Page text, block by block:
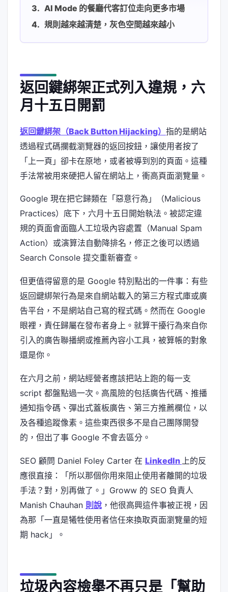
AI Mode 的餐廳代客訂位走向更多市場
規則越來越清楚，灰色空間越來越小
返回鍵綁架正式列入違規，六
月十五日開罰
返回鍵綁架（Back Button Hijacking） 指的是網站
透過程式碼攔截瀏覽器的返回按鈕，讓使用者按了
「上一頁」卻卡在原地，或者被導到別的頁面。這種
手法常被用來硬把人留在網站上，衝高頁面瀏覽量。
Google 現在把它歸類在「惡意行為」（Malicious
Practices）底下，六月十五日開始執法。被認定違
規的頁面會面臨人工垃圾內容處置（Manual Spam
Action）或演算法自動降排名，修正之後可以透過
Search Console 提交重新審查。
但更值得留意的是 Google 特別點出的一件事：有些
返回鍵綁架行為是來自網站載入的第三方程式庫或廣
告平台，不是網站自己寫的程式碼。然而在 Google
眼裡，責任歸屬在發布者身上。就算干擾行為來自你
引入的廣告聯播網或推薦內容小工具，被算帳的對象
還是你。
在六月之前，網站經營者應該把站上跑的每一支
script 都盤點過一次。高風險的包括廣告代碼、推播
通知指令碼、彈出式蓋板廣告、第三方推薦欄位，以
及各種追蹤像素。這些東西很多不是自己團隊開發
的，但出了事 Google 不會去區分。
SEO 顧問 Daniel Foley Carter 在 LinkedIn 上的反
應很直接：「所以那個你用來阻止使用者離開的垃圾
手法？對，別再做了。」Groww 的 SEO 負責人
Manish Chauhan 則說 ，他很高興這件事被正視，因
為那「一直是犧牲使用者信任來換取頁面瀏覽量的短
期 hack」。
垃圾內容檢舉不再只是「幫助